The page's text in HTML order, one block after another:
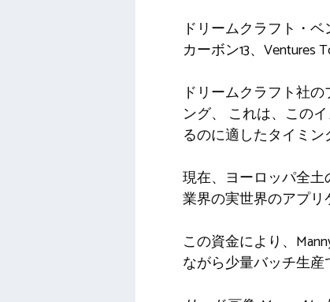
ドリームクラフト・
カーボン13、Ventures
ドリームクラフト社
ング、 これは、この
るのに適したタイミン
現在、ヨーロッパ全土
業界の実世界のアプリ
この資金により、
ながら少量バッチ生産